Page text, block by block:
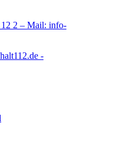
12 2 – Mail: info-
-